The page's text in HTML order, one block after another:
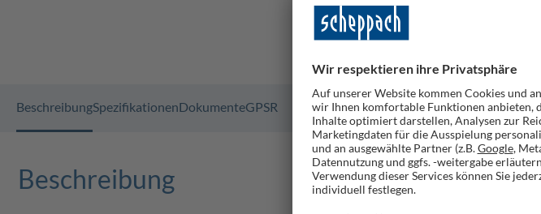
BeschreibungSpezifikationenDokumenteGPSR
Beschreibung